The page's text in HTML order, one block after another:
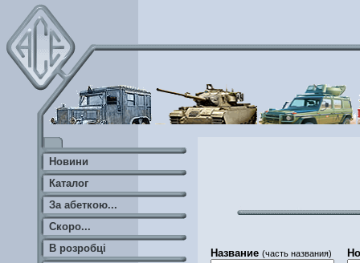
Название (часть названия)
Новини
Каталог
За абеткою...
Скоро...
В розробці